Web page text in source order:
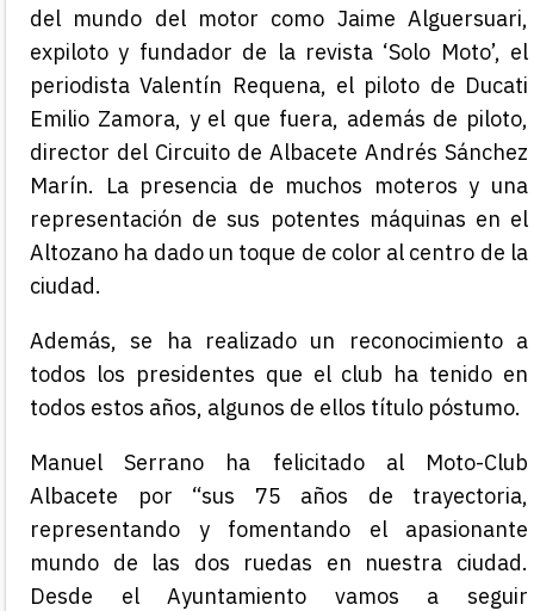
del mundo del motor como Jaime Alguersuari,
expiloto y fundador de la revista ‘Solo Moto’, el
periodista Valentín Requena, el piloto de Ducati
Emilio Zamora, y el que fuera, además de piloto,
director del Circuito de Albacete Andrés Sánchez
Marín. La presencia de muchos moteros y una
representación de sus potentes máquinas en el
Altozano ha dado un toque de color al centro de la
ciudad.
Además, se ha realizado un reconocimiento a
todos los presidentes que el club ha tenido en
todos estos años, algunos de ellos título póstumo.
Manuel Serrano ha felicitado al Moto-Club
Albacete por “sus 75 años de trayectoria,
representando y fomentando el apasionante
mundo de las dos ruedas en nuestra ciudad.
Desde el Ayuntamiento vamos a seguir